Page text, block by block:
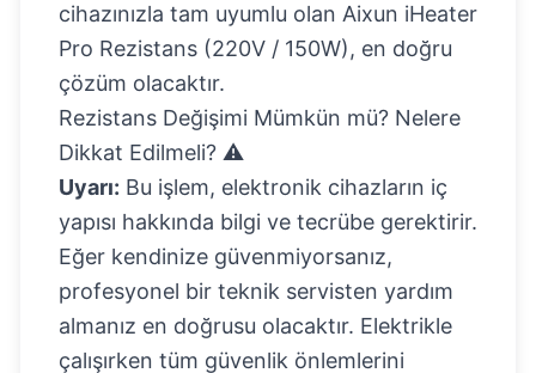
cihazınızla tam uyumlu olan Aixun iHeater
Pro Rezistans (220V / 150W), en doğru
çözüm olacaktır.
Rezistans Değişimi Mümkün mü? Nelere
Dikkat Edilmeli? ⚠️
Uyarı: Bu işlem, elektronik cihazların iç
yapısı hakkında bilgi ve tecrübe gerektirir.
Eğer kendinize güvenmiyorsanız,
profesyonel bir teknik servisten yardım
almanız en doğrusu olacaktır. Elektrikle
çalışırken tüm güvenlik önlemlerini